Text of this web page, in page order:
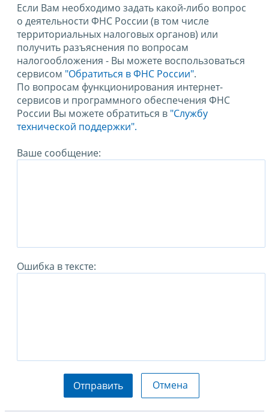
Если Вам необходимо задать какой-либо вопрос
о деятельности ФНС России (в том числе
территориальных налоговых органов) или
получить разъяснения по вопросам
налогообложения - Вы можете воспользоваться
сервисом "Обратиться в ФНС России".
По вопросам функционирования интернет-
сервисов и программного обеспечения ФНС
России Вы можете обратиться в "Службу
технической поддержки".
Ваше сообщение:
Ошибка в тексте:
Отправить Отмена